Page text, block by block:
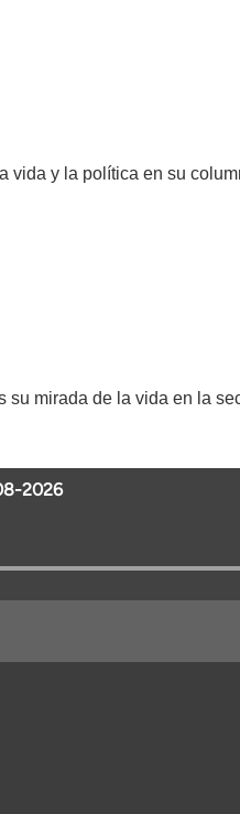
vida y la política en su
mirada de la vida en la